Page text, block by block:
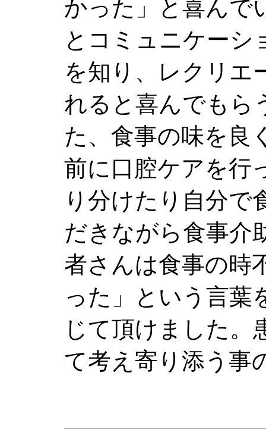
かった」と喜んで
とコミュニケーシ
を知り、レクリエ
れると喜んでもら
た、食事の味を良
前に口腔ケアを行
り分けたり自分で
だきながら食事介
者さんは食事の時
った」という言葉
じて頂けました。
て考え寄り添う事